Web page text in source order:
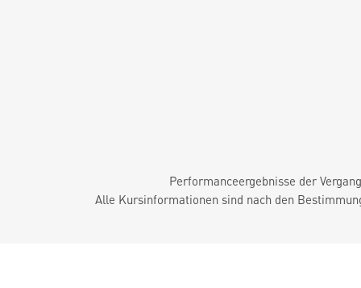
Performanceergebnisse der
Alle Kursinformationen sind nach den